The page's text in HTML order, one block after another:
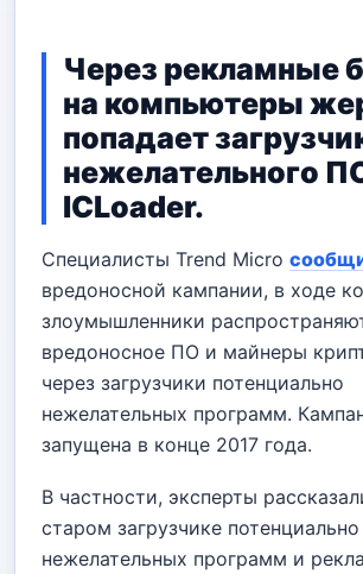
Через рекламные
на компьютеры
попадает
нежелательного
ICLoader.
Специалисты Trend Micro
вредоносной кампании, в ходе
злоумышленники
вредоносное ПО и майнеры
через загрузчики потенциально
нежелательных программ.
запущена в конце 2017 года.
В частности, эксперты
старом загрузчике потенциально
нежелательных программ и